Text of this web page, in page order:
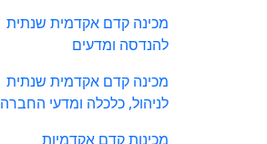
מכינה קדם אקדמית שנתית
להנדסה ומדעים
מכינה קדם אקדמית שנתית
לניהול, כלכלה ומדעי החברה
מכינות קדם אקדמיות